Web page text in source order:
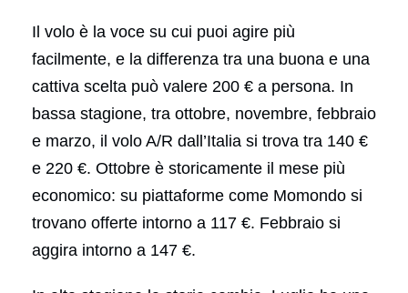
Il volo è la voce su cui puoi agire più
facilmente, e la differenza tra una buona e una
cattiva scelta può valere 200 € a persona. In
bassa stagione, tra ottobre, novembre, febbraio
e marzo, il volo A/R dall’Italia si trova tra 140 €
e 220 €. Ottobre è storicamente il mese più
economico: su piattaforme come Momondo si
trovano offerte intorno a 117 €. Febbraio si
aggira intorno a 147 €.